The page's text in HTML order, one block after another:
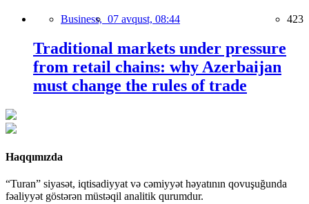
Business, 07 avqust, 08:44 423
Traditional markets under pressure
from retail chains: why Azerbaijan
must change the rules of trade
Haqqımızda
“Turan” siyasət, iqtisadiyyat və cəmiyyət həyatının qovuşuğunda
fəaliyyət göstərən müstəqil analitik qurumdur.